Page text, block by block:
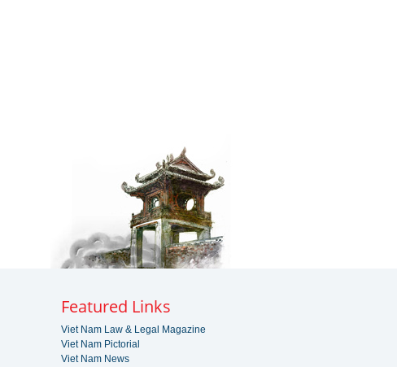
Featured Links
Viet Nam Law & Legal Magazine
Viet Nam Pictorial
Viet Nam News